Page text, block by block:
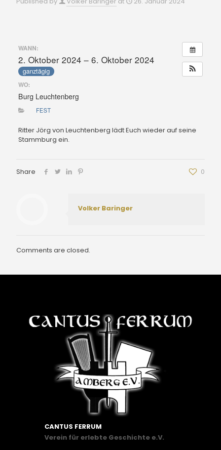
WANN:
2. Oktober 2024 – 6. Oktober 2024
ganztägig
WO:
Burg Leuchtenberg
FEST
Ritter Jörg von Leuchtenberg lädt Euch wieder auf seine
Stammburg ein.
Share 0
Volker Baringer
Comments are closed.
CANTUS FERRUM
Verein für erlebte Geschichte e.V.